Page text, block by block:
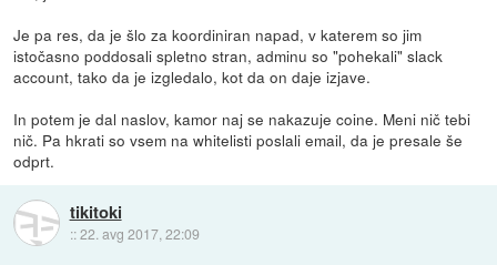
Je pa res, da je šlo za koordiniran napad, v katerem so jim
istočasno poddosali spletno stran, adminu so "pohekali" slack
account, tako da je izgledalo, kot da on daje izjave.
In potem je dal naslov, kamor naj se nakazuje coine. Meni nič tebi
nič. Pa hkrati so vsem na whitelisti poslali email, da je presale še
odprt.
tikitoki
::22. avg 2017, 22:09